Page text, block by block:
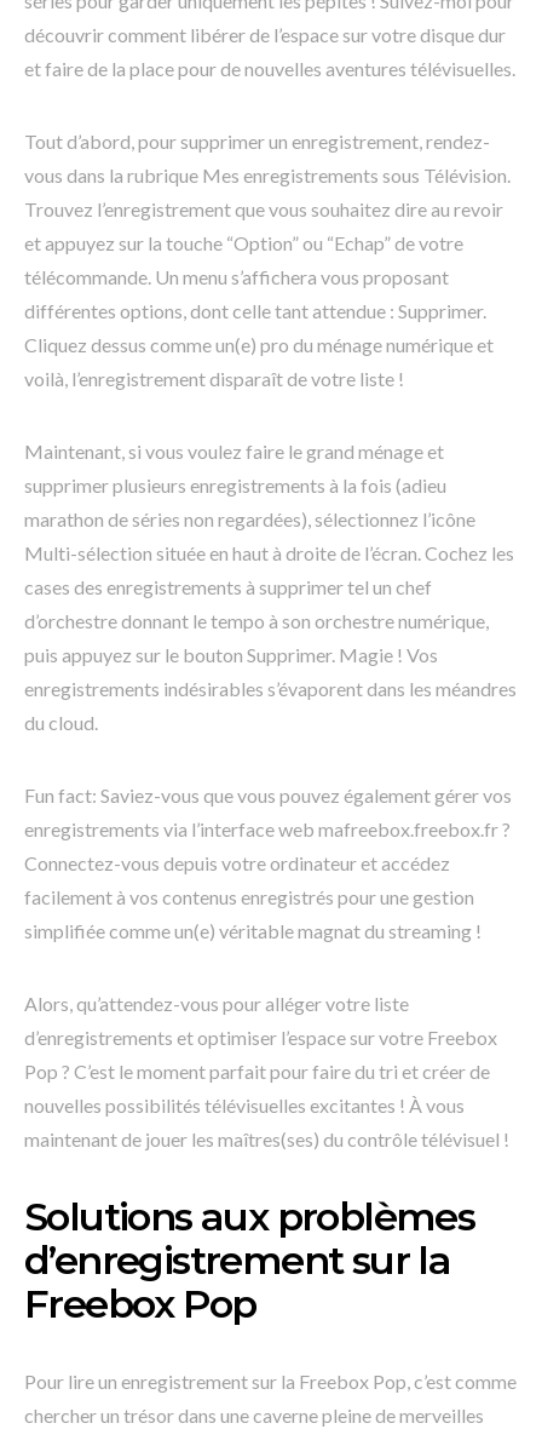
découvrir comment libérer de l’espace sur votre disque dur
et faire de la place pour de nouvelles aventures télévisuelles.
Tout d’abord, pour supprimer un enregistrement, rendez-
vous dans la rubrique Mes enregistrements sous Télévision.
Trouvez l’enregistrement que vous souhaitez dire au revoir
et appuyez sur la touche “Option” ou “Echap” de votre
télécommande. Un menu s’affichera vous proposant
différentes options, dont celle tant attendue : Supprimer.
Cliquez dessus comme un(e) pro du ménage numérique et
voilà, l’enregistrement disparaît de votre liste !
Maintenant, si vous voulez faire le grand ménage et
supprimer plusieurs enregistrements à la fois (adieu
marathon de séries non regardées), sélectionnez l’icône
Multi-sélection située en haut à droite de l’écran. Cochez les
cases des enregistrements à supprimer tel un chef
d’orchestre donnant le tempo à son orchestre numérique,
puis appuyez sur le bouton Supprimer. Magie ! Vos
enregistrements indésirables s’évaporent dans les méandres
du cloud.
Fun fact: Saviez-vous que vous pouvez également gérer vos
enregistrements via l’interface web mafreebox.freebox.fr ?
Connectez-vous depuis votre ordinateur et accédez
facilement à vos contenus enregistrés pour une gestion
simplifiée comme un(e) véritable magnat du streaming !
Alors, qu’attendez-vous pour alléger votre liste
d’enregistrements et optimiser l’espace sur votre Freebox
Pop ? C’est le moment parfait pour faire du tri et créer de
nouvelles possibilités télévisuelles excitantes ! À vous
maintenant de jouer les maîtres(ses) du contrôle télévisuel !
Solutions aux problèmes
d’enregistrement sur la
Freebox Pop
Pour lire un enregistrement sur la Freebox Pop, c’est comme
chercher un trésor dans une caverne pleine de merveilles